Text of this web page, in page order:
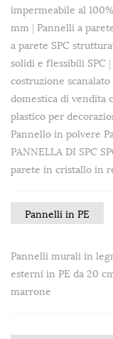
impermeabile al
mm | Pannelli a
a parete SPC
solidi e flessibili SPC |
costruzione scanalato
domestica di vendita
plastico per
Pannello in polvere
PANNELLA DI SPC
parete in cristallo in
Pannelli in PE
Pannelli murali in
esterni in PE da 20
marrone